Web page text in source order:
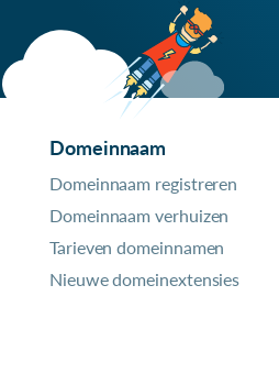
Domeinnaam
Domeinnaam registreren
Domeinnaam verhuizen
Tarieven domeinnamen
Nieuwe domeinextensies